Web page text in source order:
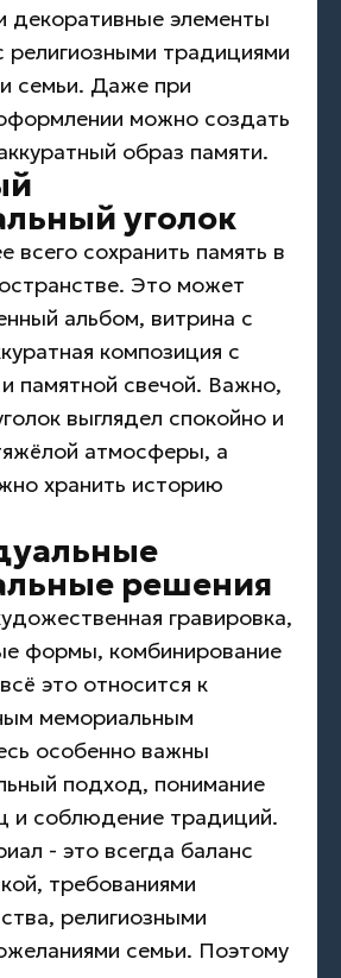
декоративные элементы
религиозными традициями
семьи. Даже при
можно создать
образ памяти.
уголок
всего сохранить память в
Это может
альбом, витрина с
композиция с
памятной свечой. Важно,
выглядел спокойно и
атмосферы, а
хранить историю
решения
гравировка,
формы, комбинирование
это относится к
мемориальным
особенно важны
подход, понимание
и соблюдение традиций.
- это всегда баланс
требованиями
религиозными
семьи. Поэтому